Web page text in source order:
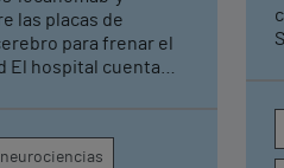
las placas de
para frenar el
paciente